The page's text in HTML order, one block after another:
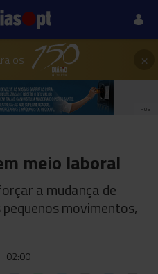
os ×
PUB
meio laboral
a mudança de
movimentos,
02:00